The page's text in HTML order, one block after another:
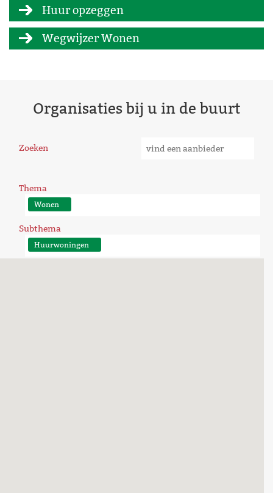
Huur opzeggen
Wegwijzer Wonen
Organisaties bij u in de buurt
Zoeken
Thema
Wonen
Subthema
Huurwoningen